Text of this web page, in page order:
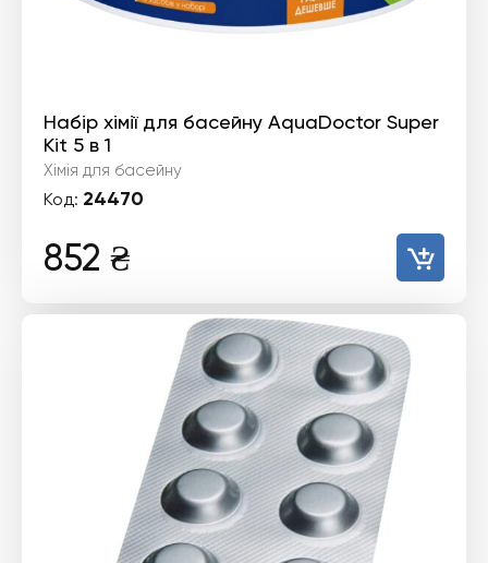
Набір хімії для басейну AquaDoctor Super
Kit 5 в 1
Хімія для басейну
Код: 24470
852 ₴